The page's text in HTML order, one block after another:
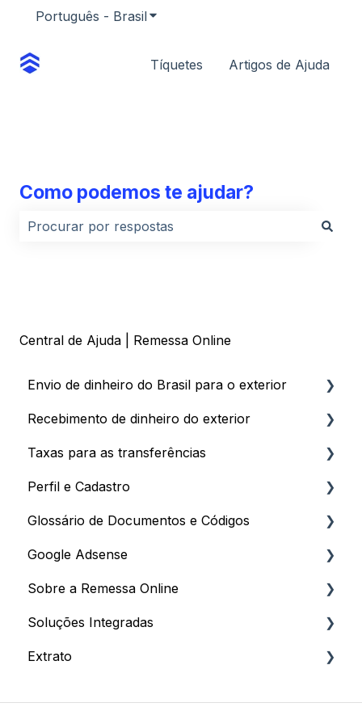
Português - BrasilMostrar submenu para traduções
Tíquetes Artigos de Ajuda
Como podemos te ajudar?
Central de Ajuda | Remessa Online
Envio de dinheiro do Brasil para o exterior
Passo a Passo e Prazos
Pagamento da Remessa
Limites e Documentação
Envio como Pessoa Jurídica (Business)
Cotações, Taxas e Cancelamentos
Conceitos e Tributação
Recebimento de dinheiro do exterior
Primeiros Passos e Prazos
Plataformas Digitais e Stocks
Recebimento para Pessoa Jurídica
Documentação e Invoice
Dados Bancários e Configurações
Taxas para as transferências
Taxas
Impostos
Descontos e Programa de Afiliados
Perfil e Cadastro
Processo de Cadastro
Dados Cadastrais
Documentação para Cadastro
Como criar sua Conta
Glossário de Documentos e Códigos
Documentos
Códigos
Google Adsense
Processo de Recebimento
Dados Bancários e Comprovantes
Sobre a Remessa Online
Informações
Atendimento
Soluções Integradas
Para Clientes
Extrato